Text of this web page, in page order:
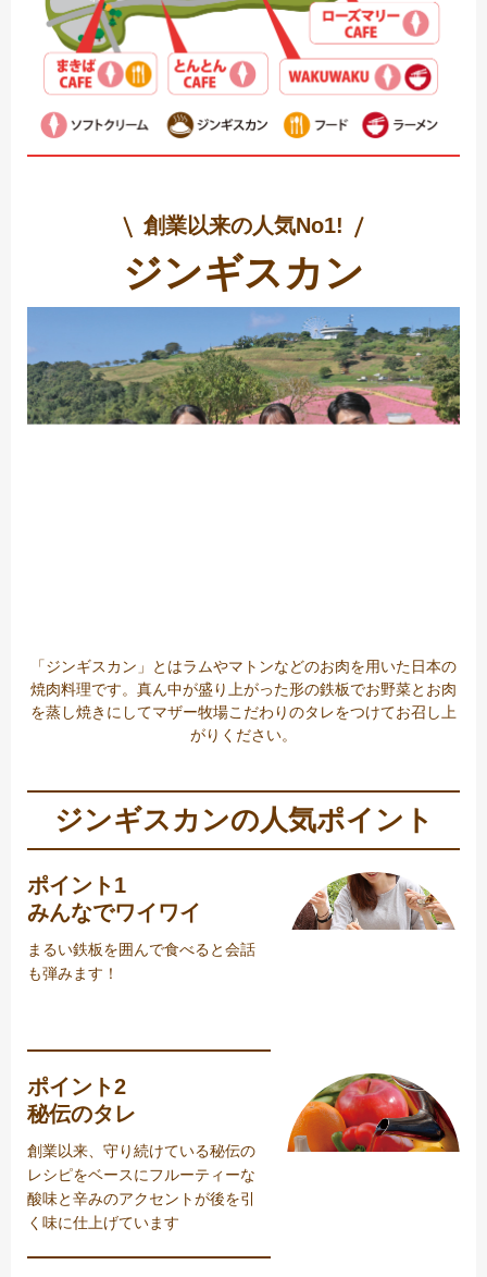
創業以来の人気No1!
ジンギスカン
「ジンギスカン」とはラムやマトンなどのお肉を用いた日本の
焼肉料理です。真ん中が盛り上がった形の鉄板でお野菜とお肉
を蒸し焼きにしてマザー牧場こだわりのタレをつけてお召し上
がりください。
ジンギスカンの人気ポイント
ポイント1
みんなでワイワイ
まるい鉄板を囲んで食べると会話
も弾みます！
ポイント2
秘伝のタレ
創業以来、守り続けている秘伝の
レシピをベースにフルーティーな
酸味と辛みのアクセントが後を引
く味に仕上げています